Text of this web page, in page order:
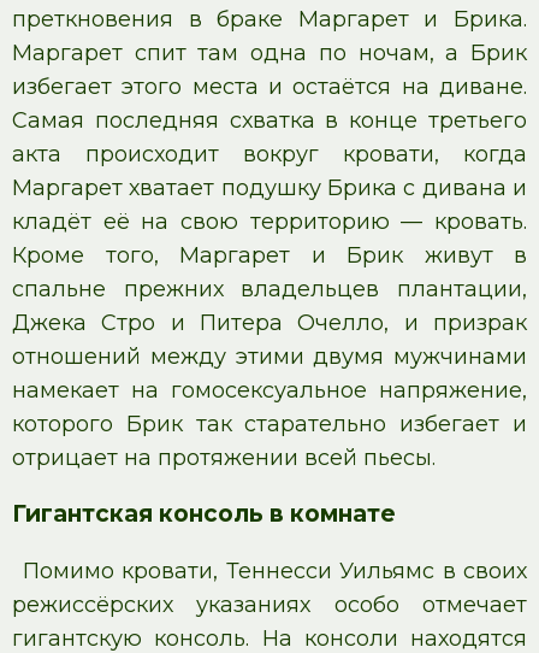
преткновения в браке Маргарет и Брика.
Маргарет спит там одна по ночам, а Брик
избегает этого места и остаётся на диване.
Самая последняя схватка в конце третьего
акта происходит вокруг кровати, когда
Маргарет хватает подушку Брика с дивана и
кладёт её на свою территорию — кровать.
Кроме того, Маргарет и Брик живут в
спальне прежних владельцев плантации,
Джека Стро и Питера Очелло, и призрак
отношений между этими двумя мужчинами
намекает на гомосексуальное напряжение,
которого Брик так старательно избегает и
отрицает на протяжении всей пьесы.
Гигантская консоль в комнате
Помимо кровати, Теннесси Уильямс в своих
режиссёрских указаниях особо отмечает
гигантскую консоль. На консоли находятся